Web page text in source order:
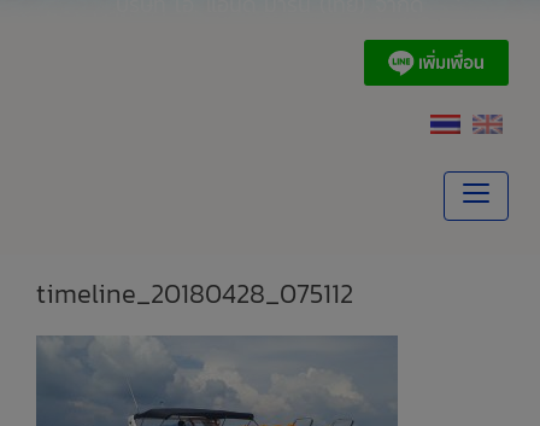
timeline_20180428_075112